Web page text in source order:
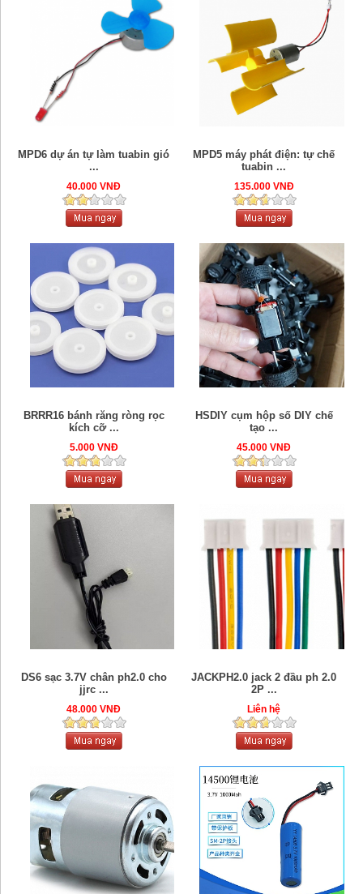
MPD6 dự án tự làm tuabin gió
...
40.000 VNĐ
MPD5 máy phát điện: tự chế
tuabin ...
135.000 VNĐ
BRRR16 bánh răng ròng rọc
kích cỡ ...
5.000 VNĐ
HSDIY cụm hộp số DIY chế
tạo ...
45.000 VNĐ
DS6 sạc 3.7V chân ph2.0 cho
jjrc ...
48.000 VNĐ
JACKPH2.0 jack 2 đầu ph 2.0
2P ...
Liên hệ